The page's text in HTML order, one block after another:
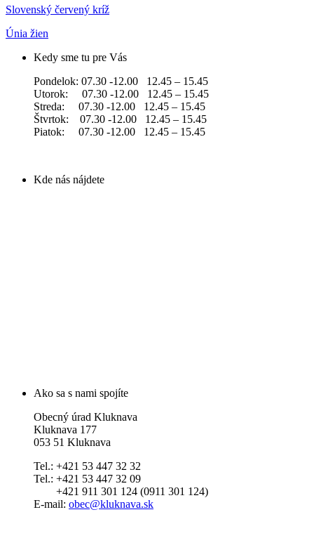
Slovenský červený kríž
Únia žien
Kedy sme tu pre Vás
Pondelok: 07.30 -12.00 12.45 – 15.45
Utorok: 07.30 -12.00 12.45 – 15.45
Streda: 07.30 -12.00 12.45 – 15.45
Štvrtok: 07.30 -12.00 12.45 – 15.45
Piatok: 07.30 -12.00 12.45 – 15.45
Kde nás nájdete
Ako sa s nami spojíte
Obecný úrad Kluknava
Kluknava 177
053 51 Kluknava
Tel.: +421 53 447 32 32
Tel.: +421 53 447 32 09
+421 911 301 124 (0911 301 124)
E-mail: obec@kluknava.sk